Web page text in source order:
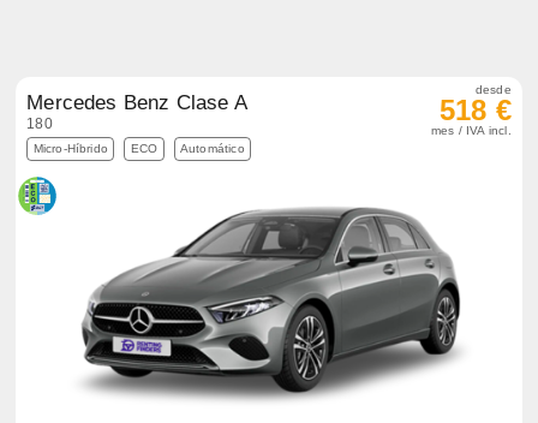
Mercedes Benz Clase A
180
Micro-Híbrido ECO Automático
desde
518 €
mes / IVA incl.